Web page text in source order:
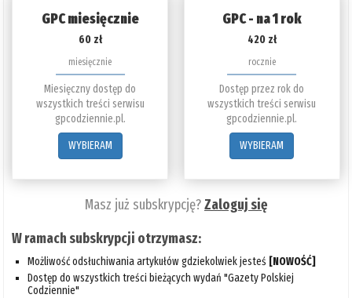
GPC miesięcznie
60 zł
miesięcznie
Miesięczny dostęp do
wszystkich treści serwisu
gpcodziennie.pl.
WYBIERAM
GPC - na 1 rok
420 zł
rocznie
Dostęp przez rok do
wszystkich treści serwisu
gpcodziennie.pl.
WYBIERAM
Masz już subskrypcję?Zaloguj się
W ramach subskrypcji otrzymasz:
Możliwość odsłuchiwania artykułów gdziekolwiek jesteś [NOWOŚĆ]
Dostęp do wszystkich treści bieżących wydań "Gazety Polskiej
Codziennie"